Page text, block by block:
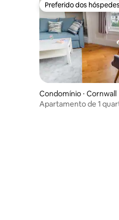
Preferido dos hóspedes
Preferido dos hóspedes
Condomínio ⋅ Cornwall
Apartamento de 1